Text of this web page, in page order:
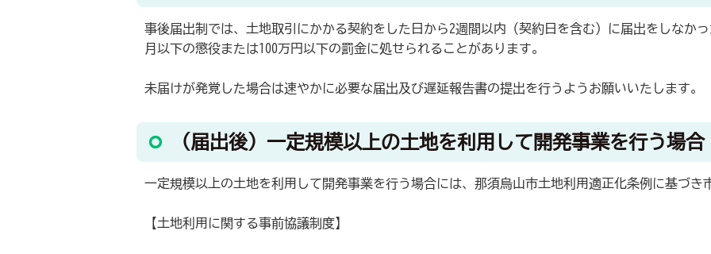
事後届出制では、土地取引にかかる契約をした日から2週間以内（契約日を含む）に届出をしなか
月以下の懲役または100万円以下の罰金に処せられることがあります。
未届けが発覚した場合は速やかに必要な届出及び遅延報告書の提出を行うようお願いいたします。
（届出後）一定規模以上の土地を利用して開発事業を行う場合
一定規模以上の土地を利用して開発事業を行う場合には、那須烏山市土地利用適正化条例に基づき
【土地利用に関する事前協議制度】